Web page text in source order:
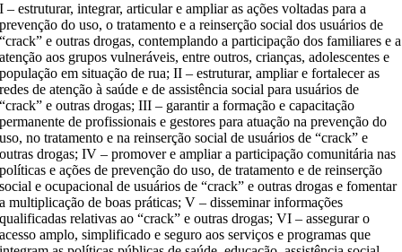
I – estruturar, integrar, articular e ampliar as ações voltadas para a
prevenção do uso, o tratamento e a reinserção social dos usuários de
“crack” e outras drogas, contemplando a participação dos familiares e a
atenção aos grupos vulneráveis, entre outros, crianças, adolescentes e
população em situação de rua; II – estruturar, ampliar e fortalecer as
redes de atenção à saúde e de assistência social para usuários de
“crack” e outras drogas; III – garantir a formação e capacitação
permanente de profissionais e gestores para atuação na prevenção do
uso, no tratamento e na reinserção social de usuários de “crack” e
outras drogas; IV – promover e ampliar a participação comunitária nas
políticas e ações de prevenção do uso, de tratamento e de reinserção
social e ocupacional de usuários de “crack” e outras drogas e fomentar
a multiplicação de boas práticas; V – disseminar informações
qualificadas relativas ao “crack” e outras drogas; VI – assegurar o
acesso amplo, simplificado e seguro aos serviços e programas que